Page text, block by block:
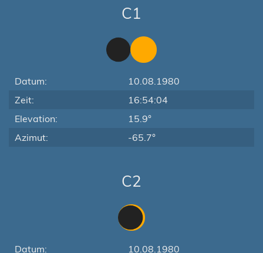
C1
Datum:
10.08.1980
Zeit:
16:54:04
Elevation:
15.9°
Azimut:
-65.7°
C2
Datum: 10.08.1980